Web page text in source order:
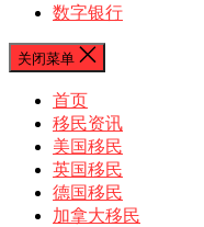
数字银行
关闭菜单
首页
移民资讯
美国移民
英国移民
德国移民
加拿大移民